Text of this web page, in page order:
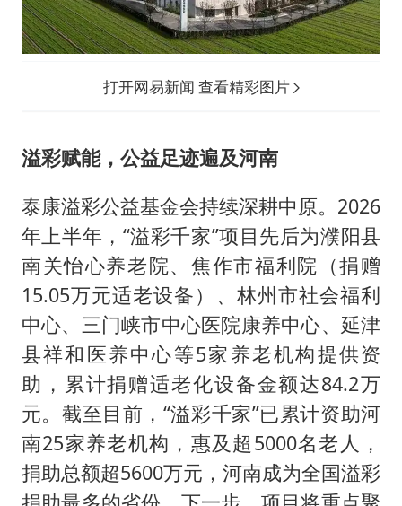
打开网易新闻 查看精彩图片
溢彩赋能，公益足迹遍及河南
泰康溢彩公益基金会持续深耕中原。2026
年上半年，“溢彩千家”项目先后为濮阳县
南关怡心养老院、焦作市福利院（捐赠
15.05万元适老设备）、林州市社会福利
中心、三门峡市中心医院康养中心、延津
县祥和医养中心等5家养老机构提供资
助，累计捐赠适老化设备金额达84.2万
元。截至目前，“溢彩千家”已累计资助河
南25家养老机构，惠及超5000名老人，
捐助总额超5600万元，河南成为全国溢彩